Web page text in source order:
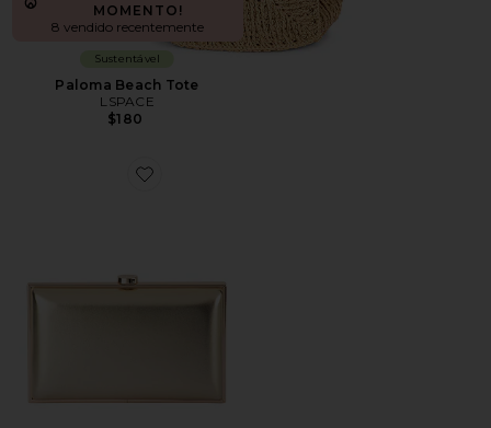
MOMENTO!
8 vendido recentemente
Sustentável
Paloma Beach Tote
LSPACE
$180
Favorite CLUTCH METÁLICA LUCY